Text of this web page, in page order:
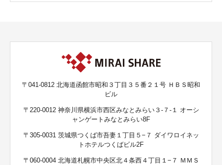
〒041-0812 北海道函館市昭和３丁目３５番２１号 ＨＢＳ昭和
ビル
〒220-0012 神奈川県横浜市西区みなとみらい３-７-１ オーシ
ャンゲートみなとみらい8F
〒305-0031 茨城県つくば市吾妻１丁目５−７ ダイワロイネッ
トホテルつくばビル2F
〒060-0004 北海道札幌市中央区北４条西４丁目１−７ ＭＭＳ